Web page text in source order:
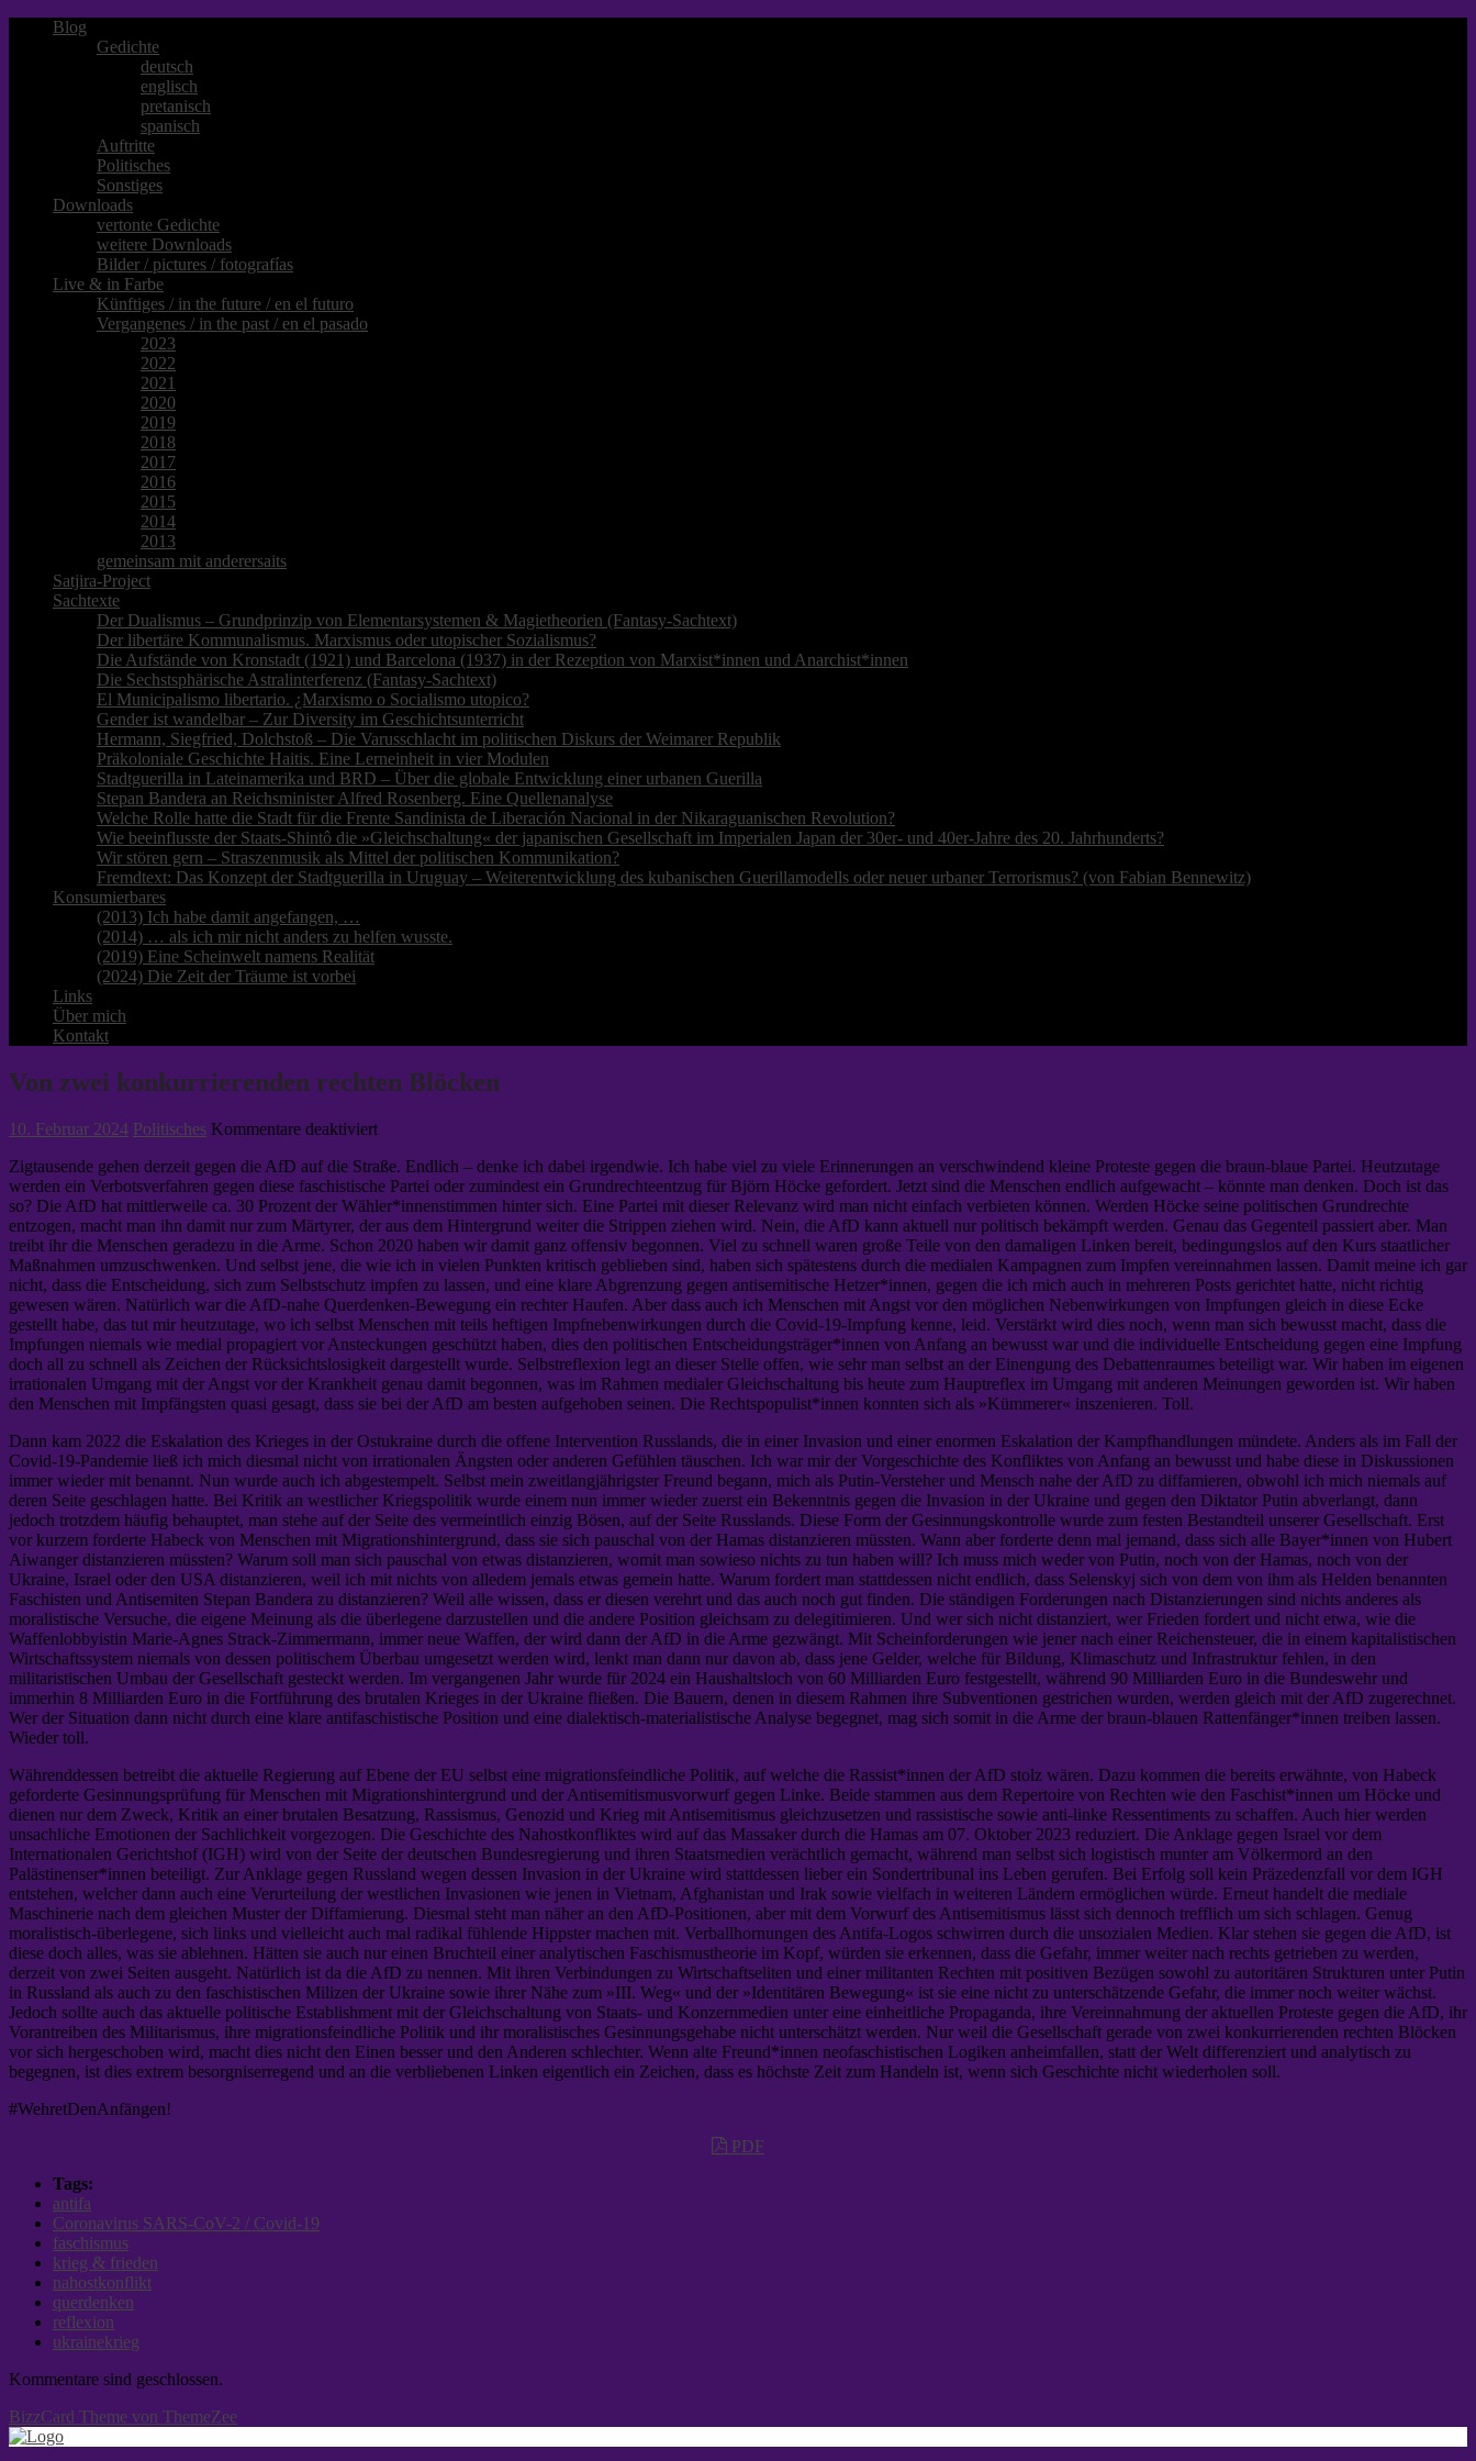
Blog
Gedichte
deutsch
englisch
pretanisch
spanisch
Auftritte
Politisches
Sonstiges
Downloads
vertonte Gedichte
weitere Downloads
Bilder / pictures / fotografías
Live & in Farbe
Künftiges / in the future / en el futuro
Vergangenes / in the past / en el pasado
2023
2022
2021
2020
2019
2018
2017
2016
2015
2014
2013
gemeinsam mit anderersaits
Satjira-Project
Sachtexte
Der Dualismus – Grundprinzip von Elementarsystemen & Magietheorien (Fantasy-Sachtext)
Der libertäre Kommunalismus. Marxismus oder utopischer Sozialismus?
Die Aufstände von Kronstadt (1921) und Barcelona (1937) in der Rezeption von Marxist*innen und Anarchist*innen
Die Sechstsphärische Astralinterferenz (Fantasy-Sachtext)
El Municipalismo libertario. ¿Marxismo o Socialismo utopico?
Gender ist wandelbar – Zur Diversity im Geschichtsunterricht
Hermann, Siegfried, Dolchstoß – Die Varusschlacht im politischen Diskurs der Weimarer Republik
Präkoloniale Geschichte Haitis. Eine Lerneinheit in vier Modulen
Stadtguerilla in Lateinamerika und BRD – Über die globale Entwicklung einer urbanen Guerilla
Stepan Bandera an Reichsminister Alfred Rosenberg. Eine Quellenanalyse
Welche Rolle hatte die Stadt für die Frente Sandinista de Liberación Nacional in der Nikaraguanischen Revolution?
Wie beeinflusste der Staats-Shintô die »Gleichschaltung« der japanischen Gesellschaft im Imperialen Japan der 30er- und 40er-Jahre des 20. Jahrhunderts?
Wir stören gern – Straszenmusik als Mittel der politischen Kommunikation?
Fremdtext: Das Konzept der Stadtguerilla in Uruguay – Weiterentwicklung des kubanischen Guerillamodells oder neuer urbaner Terrorismus? (von Fabian Bennewitz)
Konsumierbares
(2013) Ich habe damit angefangen, …
(2014) … als ich mir nicht anders zu helfen wusste.
(2019) Eine Scheinwelt namens Realität
(2024) Die Zeit der Träume ist vorbei
Links
Über mich
Kontakt
Von zwei konkurrierenden rechten Blöcken
10. Februar 2024 Politisches Kommentare deaktiviertfür
zwei
konkurrierenden
rechten
Blöcken
Zigtausende gehen derzeit gegen die AfD auf die Straße. Endlich – denke ich dabei irgendwie. Ich habe viel zu viele Erinnerungen an verschwindend kleine Proteste gegen die braun-blaue Partei. Heutzutage
werden ein Verbotsverfahren gegen diese faschistische Partei oder zumindest ein Grundrechteentzug für Björn Höcke gefordert. Jetzt sind die Menschen endlich aufgewacht – könnte man denken. Doch ist das
so? Die AfD hat mittlerweile ca. 30 Prozent der Wähler*innenstimmen hinter sich. Eine Partei mit dieser Relevanz wird man nicht einfach verbieten können. Werden Höcke seine politischen Grundrechte
entzogen, macht man ihn damit nur zum Märtyrer, der aus dem Hintergrund weiter die Strippen ziehen wird. Nein, die AfD kann aktuell nur politisch bekämpft werden. Genau das Gegenteil passiert aber. Man
treibt ihr die Menschen geradezu in die Arme. Schon 2020 haben wir damit ganz offensiv begonnen. Viel zu schnell waren große Teile von den damaligen Linken bereit, bedingungslos auf den Kurs staatlicher
Maßnahmen umzuschwenken. Und selbst jene, die wie ich in vielen Punkten kritisch geblieben sind, haben sich spätestens durch die medialen Kampagnen zum Impfen vereinnahmen lassen. Damit meine ich gar
nicht, dass die Entscheidung, sich zum Selbstschutz impfen zu lassen, und eine klare Abgrenzung gegen antisemitische Hetzer*innen, gegen die ich mich auch in mehreren Posts gerichtet hatte, nicht richtig
gewesen wären. Natürlich war die AfD-nahe Querdenken-Bewegung ein rechter Haufen. Aber dass auch ich Menschen mit Angst vor den möglichen Nebenwirkungen von Impfungen gleich in diese Ecke
gestellt habe, das tut mir heutzutage, wo ich selbst Menschen mit teils heftigen Impfnebenwirkungen durch die Covid-19-Impfung kenne, leid. Verstärkt wird dies noch, wenn man sich bewusst macht, dass die
Impfungen niemals wie medial propagiert vor Ansteckungen geschützt haben, dies den politischen Entscheidungsträger*innen von Anfang an bewusst war und die individuelle Entscheidung gegen eine Impfung
doch all zu schnell als Zeichen der Rücksichtslosigkeit dargestellt wurde. Selbstreflexion legt an dieser Stelle offen, wie sehr man selbst an der Einengung des Debattenraumes beteiligt war. Wir haben im eigenen
irrationalen Umgang mit der Angst vor der Krankheit genau damit begonnen, was im Rahmen medialer Gleichschaltung bis heute zum Hauptreflex im Umgang mit anderen Meinungen geworden ist. Wir haben
den Menschen mit Impfängsten quasi gesagt, dass sie bei der AfD am besten aufgehoben seinen. Die Rechtspopulist*innen konnten sich als »Kümmerer« inszenieren. Toll.
Dann kam 2022 die Eskalation des Krieges in der Ostukraine durch die offene Intervention Russlands, die in einer Invasion und einer enormen Eskalation der Kampfhandlungen mündete. Anders als im Fall der
Covid-19-Pandemie ließ ich mich diesmal nicht von irrationalen Ängsten oder anderen Gefühlen täuschen. Ich war mir der Vorgeschichte des Konfliktes von Anfang an bewusst und habe diese in Diskussionen
immer wieder mit benannt. Nun wurde auch ich abgestempelt. Selbst mein zweitlangjährigster Freund begann, mich als Putin-Versteher und Mensch nahe der AfD zu diffamieren, obwohl ich mich niemals auf
deren Seite geschlagen hatte. Bei Kritik an westlicher Kriegspolitik wurde einem nun immer wieder zuerst ein Bekenntnis gegen die Invasion in der Ukraine und gegen den Diktator Putin abverlangt, dann
jedoch trotzdem häufig behauptet, man stehe auf der Seite des vermeintlich einzig Bösen, auf der Seite Russlands. Diese Form der Gesinnungskontrolle wurde zum festen Bestandteil unserer Gesellschaft. Erst
vor kurzem forderte Habeck von Menschen mit Migrationshintergrund, dass sie sich pauschal von der Hamas distanzieren müssten. Wann aber forderte denn mal jemand, dass sich alle Bayer*innen von Hubert
Aiwanger distanzieren müssten? Warum soll man sich pauschal von etwas distanzieren, womit man sowieso nichts zu tun haben will? Ich muss mich weder von Putin, noch von der Hamas, noch von der
Ukraine, Israel oder den USA distanzieren, weil ich mit nichts von alledem jemals etwas gemein hatte. Warum fordert man stattdessen nicht endlich, dass Selenskyj sich von dem von ihm als Helden benannten
Faschisten und Antisemiten Stepan Bandera zu distanzieren? Weil alle wissen, dass er diesen verehrt und das auch noch gut finden. Die ständigen Forderungen nach Distanzierungen sind nichts anderes als
moralistische Versuche, die eigene Meinung als die überlegene darzustellen und die andere Position gleichsam zu delegitimieren. Und wer sich nicht distanziert, wer Frieden fordert und nicht etwa, wie die
Waffenlobbyistin Marie-Agnes Strack-Zimmermann, immer neue Waffen, der wird dann der AfD in die Arme gezwängt. Mit Scheinforderungen wie jener nach einer Reichensteuer, die in einem kapitalistischen
Wirtschaftssystem niemals von dessen politischem Überbau umgesetzt werden wird, lenkt man dann nur davon ab, dass jene Gelder, welche für Bildung, Klimaschutz und Infrastruktur fehlen, in den
militaristischen Umbau der Gesellschaft gesteckt werden. Im vergangenen Jahr wurde für 2024 ein Haushaltsloch von 60 Milliarden Euro festgestellt, während 90 Milliarden Euro in die Bundeswehr und
immerhin 8 Milliarden Euro in die Fortführung des brutalen Krieges in der Ukraine fließen. Die Bauern, denen in diesem Rahmen ihre Subventionen gestrichen wurden, werden gleich mit der AfD zugerechnet.
Wer der Situation dann nicht durch eine klare antifaschistische Position und eine dialektisch-materialistische Analyse begegnet, mag sich somit in die Arme der braun-blauen Rattenfänger*innen treiben lassen.
Wieder toll.
Währenddessen betreibt die aktuelle Regierung auf Ebene der EU selbst eine migrationsfeindliche Politik, auf welche die Rassist*innen der AfD stolz wären. Dazu kommen die bereits erwähnte, von Habeck
geforderte Gesinnungsprüfung für Menschen mit Migrationshintergrund und der Antisemitismusvorwurf gegen Linke. Beide stammen aus dem Repertoire von Rechten wie den Faschist*innen um Höcke und
dienen nur dem Zweck, Kritik an einer brutalen Besatzung, Rassismus, Genozid und Krieg mit Antisemitismus gleichzusetzen und rassistische sowie anti-linke Ressentiments zu schaffen. Auch hier werden
unsachliche Emotionen der Sachlichkeit vorgezogen. Die Geschichte des Nahostkonfliktes wird auf das Massaker durch die Hamas am 07. Oktober 2023 reduziert. Die Anklage gegen Israel vor dem
Internationalen Gerichtshof (IGH) wird von der Seite der deutschen Bundesregierung und ihren Staatsmedien verächtlich gemacht, während man selbst sich logistisch munter am Völkermord an den
Palästinenser*innen beteiligt. Zur Anklage gegen Russland wegen dessen Invasion in der Ukraine wird stattdessen lieber ein Sondertribunal ins Leben gerufen. Bei Erfolg soll kein Präzedenzfall vor dem IGH
entstehen, welcher dann auch eine Verurteilung der westlichen Invasionen wie jenen in Vietnam, Afghanistan und Irak sowie vielfach in weiteren Ländern ermöglichen würde. Erneut handelt die mediale
Maschinerie nach dem gleichen Muster der Diffamierung. Diesmal steht man näher an den AfD-Positionen, aber mit dem Vorwurf des Antisemitismus lässt sich dennoch trefflich um sich schlagen. Genug
moralistisch-überlegene, sich links und vielleicht auch mal radikal fühlende Hippster machen mit. Verballhornungen des Antifa-Logos schwirren durch die unsozialen Medien. Klar stehen sie gegen die AfD, ist
diese doch alles, was sie ablehnen. Hätten sie auch nur einen Bruchteil einer analytischen Faschismustheorie im Kopf, würden sie erkennen, dass die Gefahr, immer weiter nach rechts getrieben zu werden,
derzeit von zwei Seiten ausgeht. Natürlich ist da die AfD zu nennen. Mit ihren Verbindungen zu Wirtschaftseliten und einer militanten Rechten mit positiven Bezügen sowohl zu autoritären Strukturen unter Putin
in Russland als auch zu den faschistischen Milizen der Ukraine sowie ihrer Nähe zum »III. Weg« und der »Identitären Bewegung« ist sie eine nicht zu unterschätzende Gefahr, die immer noch weiter wächst.
Jedoch sollte auch das aktuelle politische Establishment mit der Gleichschaltung von Staats- und Konzernmedien unter eine einheitliche Propaganda, ihre Vereinnahmung der aktuellen Proteste gegen die AfD, ihr
Vorantreiben des Militarismus, ihre migrationsfeindliche Politik und ihr moralistisches Gesinnungsgehabe nicht unterschätzt werden. Nur weil die Gesellschaft gerade von zwei konkurrierenden rechten Blöcken
vor sich hergeschoben wird, macht dies nicht den Einen besser und den Anderen schlechter. Wenn alte Freund*innen neofaschistischen Logiken anheimfallen, statt der Welt differenziert und analytisch zu
begegnen, ist dies extrem besorgniserregend und an die verbliebenen Linken eigentlich ein Zeichen, dass es höchste Zeit zum Handeln ist, wenn sich Geschichte nicht wiederholen soll.
#WehretDenAnfängen!
PDF
Tags:
antifa
Coronavirus SARS-CoV-2 / Covid-19
faschismus
krieg & frieden
nahostkonflikt
querdenken
reflexion
ukrainekrieg
Kommentare sind geschlossen.
BizzCard Theme von ThemeZee